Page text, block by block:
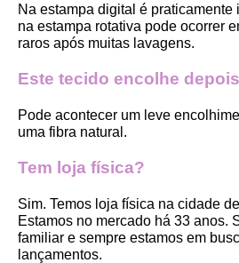
Na estampa digital é praticamente
na estampa rotativa pode ocorrer
raros após muitas lavagens.
Este tecido encolhe
Pode acontecer um leve
uma fibra natural.
Tem loja física?
Sim. Temos loja física na cidade
Estamos no mercado há 33 anos.
familiar e sempre estamos em
lançamentos.